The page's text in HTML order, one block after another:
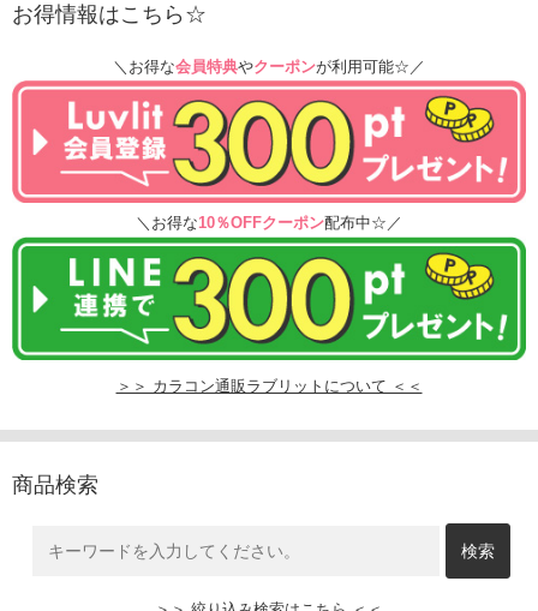
お得情報はこちら☆
＼お得な会員特典やクーポンが利用可能☆／
＼お得な10％OFFクーポン配布中☆／
＞＞ カラコン通販ラブリットについて ＜＜
商品検索